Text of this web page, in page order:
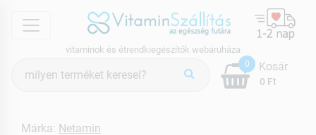
menu
vitaminok és étrendkiegészítők webáruháza
keresés
0
0 Ft
Kosár
Márka: Netamin